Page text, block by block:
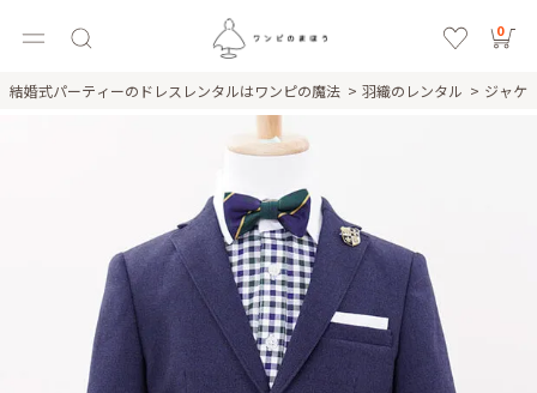
0
結婚式パーティーのドレスレンタルはワンピの魔法 羽織のレンタル ジャケ